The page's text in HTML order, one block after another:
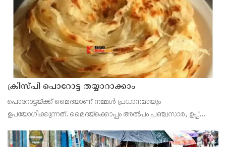
ക്രിസ്പി പൊറോട്ട തയ്യാറാക്കാം
പൊറോട്ടയ്ക്ക് മൈദയാണ് നമ്മള്‍ പ്രധാനമായും
ഉപയോഗിക്കുന്നത്. മൈദയ്‌ക്കൊപ്പം അല്‍പം പഞ്ചസാര, ഉപ്പ്
മുട്ടയും അതുപോലെ തന്നെ സണ്‍ഫ്‌ളവര്‍ ഓയിലുമെ